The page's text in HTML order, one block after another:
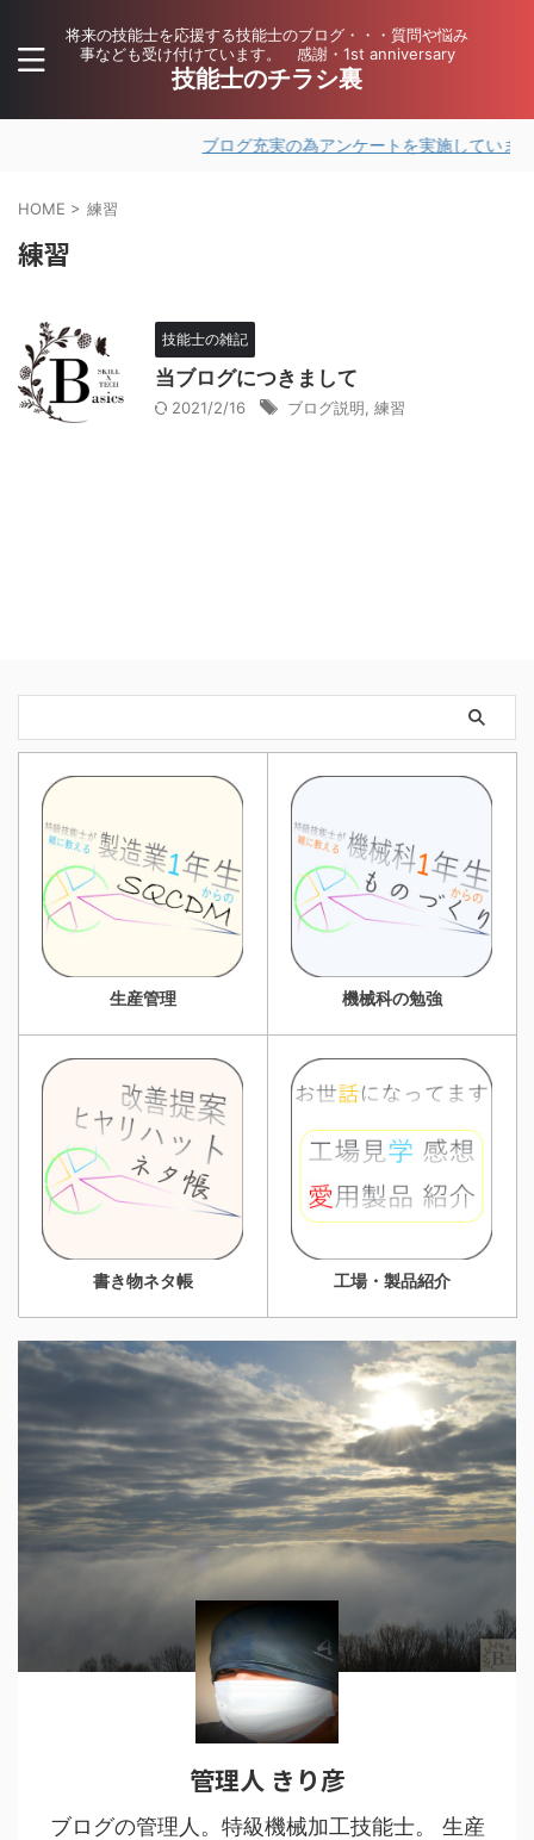
将来の技能士を応援する技能士のブログ・・・質問や悩み
事なども受け付けています。 感謝・1st anniversary
技能士のチラシ裏
ブログ充実の為アンケートを実施しています
HOME > 練習
練習
技能士の雑記
当ブログにつきまして
2021/2/16 ブログ説明 練習
生産管理 機械科の勉強
書き物ネタ帳 工場・製品紹介
管理人 きり彦
ブログの管理人。特級機械加工技能士。 生産